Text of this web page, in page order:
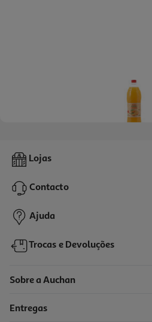
Refrigerante S/gás Auchan Laranja 1.5l
1,04 €
+0,10 € Depósito
Lojas
Contacto
Ajuda
Trocas e Devoluções
Sobre a Auchan
Entregas